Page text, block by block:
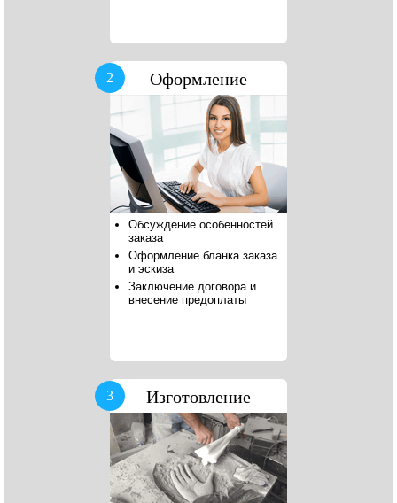
2 Оформление
Обсуждение особенностей
заказа
Оформление бланка заказа
и эскиза
Заключение договора и
внесение предоплаты
3 Изготовление